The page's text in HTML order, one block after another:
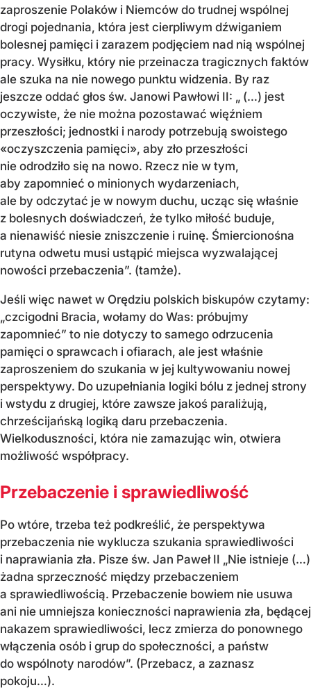
zaproszenie Polaków i Niemców do trudnej wspólnej
drogi pojednania, która jest cierpliwym dźwiganiem
bolesnej pamięci i zarazem podjęciem nad nią wspólnej
pracy. Wysiłku, który nie przeinacza tragicznych faktów
ale szuka na nie nowego punktu widzenia. By raz
jeszcze oddać głos św. Janowi Pawłowi II: „ (…) jest
oczywiste, że nie można pozostawać więźniem
przeszłości; jednostki i narody potrzebują swoistego
«oczyszczenia pamięci», aby zło przeszłości
nie odrodziło się na nowo. Rzecz nie w tym,
aby zapomnieć o minionych wydarzeniach,
ale by odczytać je w nowym duchu, ucząc się właśnie
z bolesnych doświadczeń, że tylko miłość buduje,
a nienawiść niesie zniszczenie i ruinę. Śmiercionośna
rutyna odwetu musi ustąpić miejsca wyzwalającej
nowości przebaczenia”. (tamże).
Jeśli więc nawet w Orędziu polskich biskupów czytamy:
„czcigodni Bracia, wołamy do Was: próbujmy
zapomnieć” to nie dotyczy to samego odrzucenia
pamięci o sprawcach i ofiarach, ale jest właśnie
zaproszeniem do szukania w jej kultywowaniu nowej
perspektywy. Do uzupełniania logiki bólu z jednej strony
i wstydu z drugiej, które zawsze jakoś paraliżują,
chrześcijańską logiką daru przebaczenia.
Wielkoduszności, która nie zamazując win, otwiera
możliwość współpracy.
Przebaczenie i sprawiedliwość
Po wtóre, trzeba też podkreślić, że perspektywa
przebaczenia nie wyklucza szukania sprawiedliwości
i naprawiania zła. Pisze św. Jan Paweł II „Nie istnieje (…)
żadna sprzeczność między przebaczeniem
a sprawiedliwością. Przebaczenie bowiem nie usuwa
ani nie umniejsza konieczności naprawienia zła, będącej
nakazem sprawiedliwości, lecz zmierza do ponownego
włączenia osób i grup do społeczności, a państw
do wspólnoty narodów”. (Przebacz, a zaznasz
pokoju…).